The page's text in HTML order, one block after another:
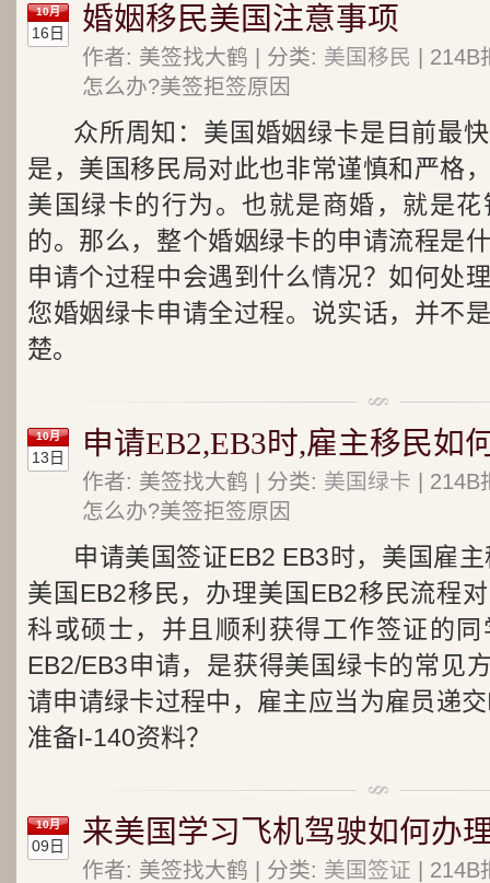
10月
16日 婚姻移民美国注意事项
作者: 美签找大鹤 | 分类: 美国移民 |
怎么办?美签拒签原因
众所周知：美国婚姻绿卡是目前最
是，美国移民局对此也非常谨慎和严格
美国绿卡的行为。也就是商婚，就是
的。那么，整个婚姻绿卡的申请流程是
申请个过程中会遇到什么情况？如何处
您婚姻绿卡申请全过程。说实话，并不
楚。
10月
13日 申请EB2,EB3时,雇主移民如
作者: 美签找大鹤 | 分类: 美国绿卡 |
怎么办?美签拒签原因
申请美国签证EB2 EB3时，美国雇
美国EB2移民，办理美国EB2移民流程
科或硕士，并且顺利获得工作签证的
EB2/EB3申请，是获得美国绿卡的常见
请申请绿卡过程中，雇主应当为雇员递
准备I-140资料？
10月
09日 来美国学习飞机驾驶如何办
作者: 美签找大鹤 | 分类: 美国签证 |